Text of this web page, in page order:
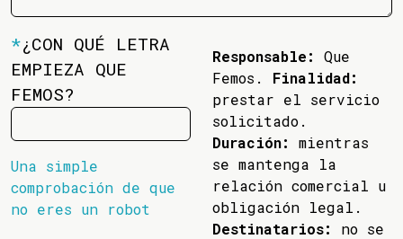
*¿CON QUÉ LETRA
EMPIEZA QUE
FEMOS?
Una simple
comprobación de que
no eres un robot
Responsable:
Que
Femos. Finalidad:
prestar el servicio
solicitado.
Duración:
mientras
se mantenga la
relación comercial u
obligación legal.
Destinatarios:
no se